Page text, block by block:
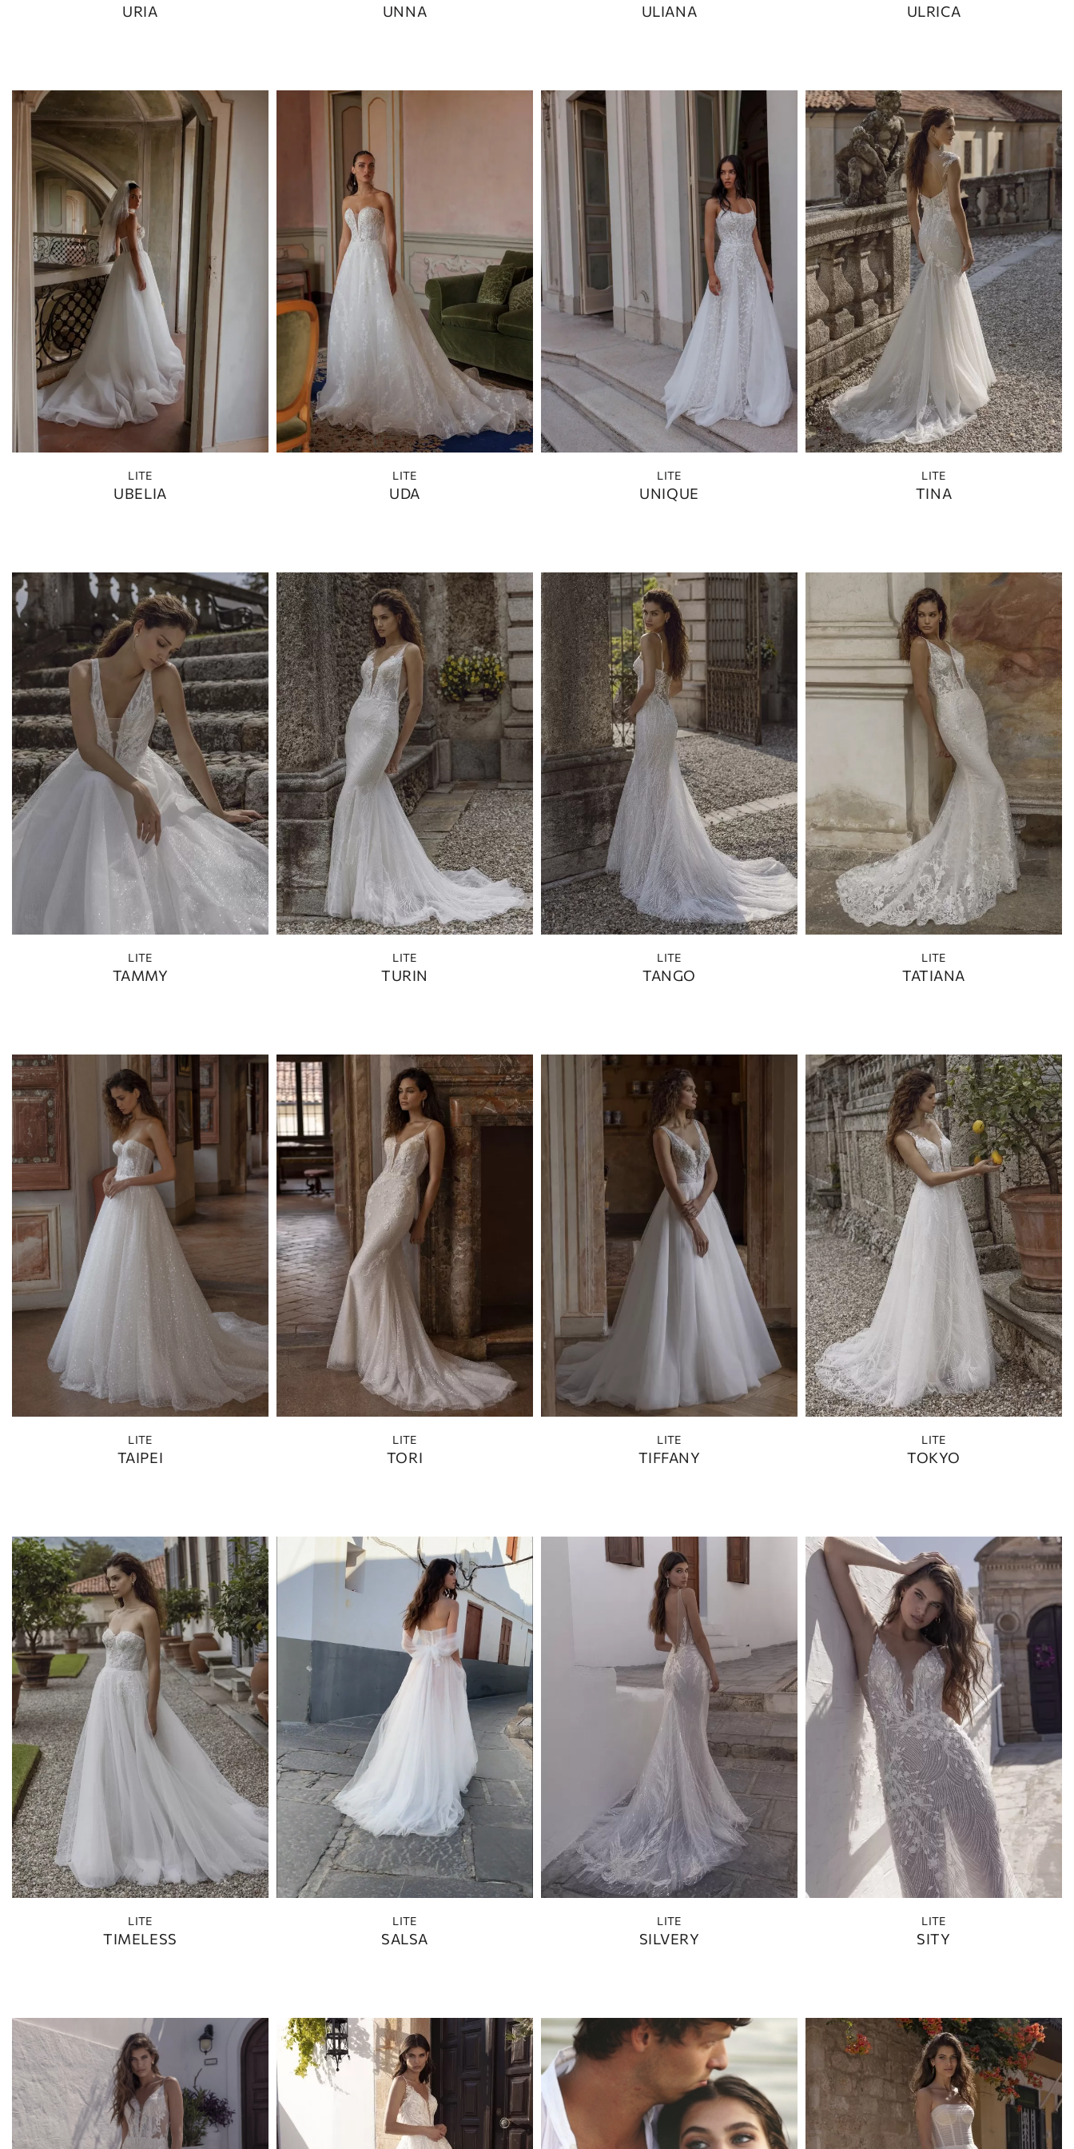
STACCABILE
COLORE
CINGHIE
INDIETRO
CORSETTO
SPACCO
DELLA
GONNA
RITAGLIARE
URIA UNNA ULIANA ULRICA
LITE
UBELIA
LITE
UDA
LITE
UNIQUE
LITE
TINA
LITE
TAMMY
LITE
TURIN
LITE
TANGO
LITE
TATIANA
LITE
TAIPEI
LITE
TORI
LITE
TIFFANY
LITE
TOKYO
LITE
TIMELESS
LITE
SALSA
LITE
SILVERY
LITE
SITY